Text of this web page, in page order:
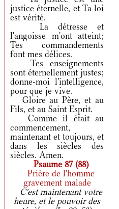
justice éternelle, et Ta loi
est vérité.
La détresse et
l'angoisse m'ont atteint;
Tes commandements
font mes délices.
Tes enseignements
sont éternellement justes;
donne-moi l'intelligence,
pour que je vive.
Gloire au Père, et au
Fils, et au Saint Esprit.
Comme il était au
commencement,
maintenant et toujours, et
dans les siècles des
siècles. Amen.
Psaume 87 (88)
Prière de l'homme
gravement malade
C'est maintenant votre
heure, et le pouvoir des